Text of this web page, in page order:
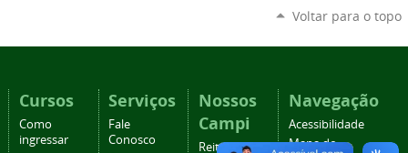
Voltar para o topo
Cursos
Como
ingressar
Serviços
Fale
Conosco
Nossos
Campi
Reitoria
Navegação
Acessibilidade
Mapa do